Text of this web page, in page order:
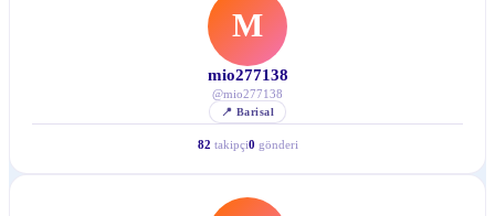
M
mio277138
@mio277138
📍 Barisal
82 takipçi0 gönderi